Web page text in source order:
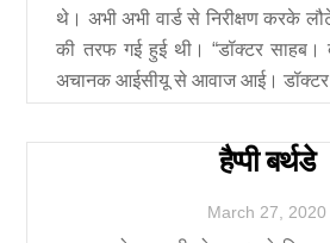
थे। अभी अभी वार्ड से निरीक्षण करके
की तरफ गई हुई थी। “डॉक्टर साहब।
अचानक आईसीयू से आवाज आई।
हैप्पी बर्थडे
March 27 2020